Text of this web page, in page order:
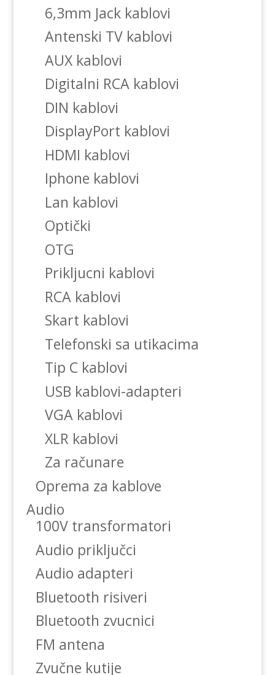
6,3mm Jack kablovi
Antenski TV kablovi
AUX kablovi
Digitalni RCA kablovi
DIN kablovi
DisplayPort kablovi
HDMI kablovi
Iphone kablovi
Lan kablovi
Optički
OTG
Prikljucni kablovi
RCA kablovi
Skart kablovi
Telefonski sa utikacima
Tip C kablovi
USB kablovi-adapteri
VGA kablovi
XLR kablovi
Za računare
Oprema za kablove
Audio
100V transformatori
Audio priključci
Audio adapteri
Bluetooth risiveri
Bluetooth zvucnici
FM antena
Zvučne kutije